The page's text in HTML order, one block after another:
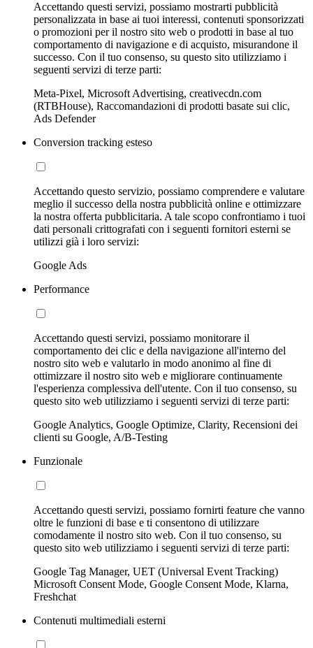
Accettando questi servizi, possiamo mostrarti pubblicità
personalizzata in base ai tuoi interessi, contenuti sponsorizzati
o promozioni per il nostro sito web o prodotti in base al tuo
comportamento di navigazione e di acquisto, misurandone il
successo. Con il tuo consenso, su questo sito utilizziamo i
seguenti servizi di terze parti:
Meta-Pixel, Microsoft Advertising, creativecdn.com
(RTBHouse), Raccomandazioni di prodotti basate sui clic,
Ads Defender
Conversion tracking esteso
Accettando questo servizio, possiamo comprendere e valutare
meglio il successo della nostra pubblicità online e ottimizzare
la nostra offerta pubblicitaria. A tale scopo confrontiamo i tuoi
dati personali crittografati con i seguenti fornitori esterni se
utilizzi già i loro servizi:
Google Ads
Performance
Accettando questi servizi, possiamo monitorare il
comportamento dei clic e della navigazione all'interno del
nostro sito web e valutarlo in modo anonimo al fine di
ottimizzare il nostro sito web e migliorare continuamente
l'esperienza complessiva dell'utente. Con il tuo consenso, su
questo sito web utilizziamo i seguenti servizi di terze parti:
Google Analytics, Google Optimize, Clarity, Recensioni dei
clienti su Google, A/B-Testing
Funzionale
Accettando questi servizi, possiamo fornirti feature che vanno
oltre le funzioni di base e ti consentono di utilizzare
comodamente il nostro sito web. Con il tuo consenso, su
questo sito web utilizziamo i seguenti servizi di terze parti:
Google Tag Manager, UET (Universal Event Tracking)
Microsoft Consent Mode, Google Consent Mode, Klarna,
Freshchat
Contenuti multimediali esterni